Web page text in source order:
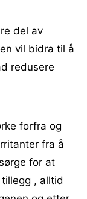
del av
vil bidra til å
redusere
forfra og
fra å
for at
, alltid